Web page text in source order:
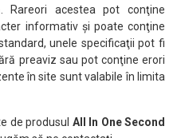
Rareori acestea pot conţine
informativ şi poate conţine
unele specificaţii pot fi
preaviz sau pot conţine erori
în site sunt valabile în limita
de produsul All In One Second